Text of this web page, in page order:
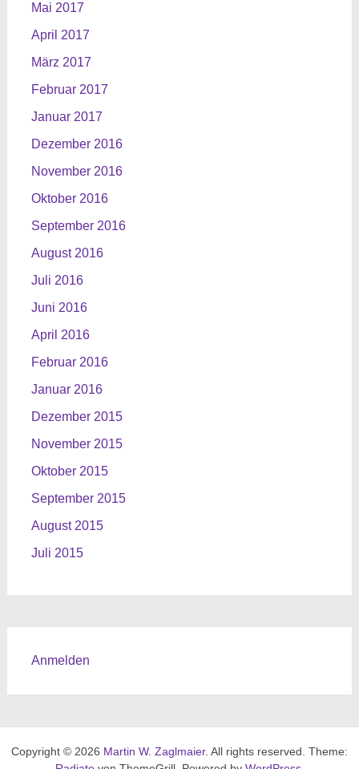
Mai 2017
April 2017
März 2017
Februar 2017
Januar 2017
Dezember 2016
November 2016
Oktober 2016
September 2016
August 2016
Juli 2016
Juni 2016
April 2016
Februar 2016
Januar 2016
Dezember 2015
November 2015
Oktober 2015
September 2015
August 2015
Juli 2015
Anmelden
Copyright © 2026 Martin W. Zaglmaier. All rights reserved. Theme: